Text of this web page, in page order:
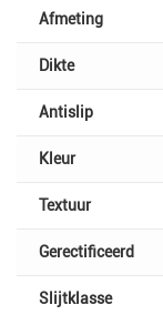
Afmeting
Dikte
Antislip
Kleur
Textuur
Gerectificeerd
Slijtklasse